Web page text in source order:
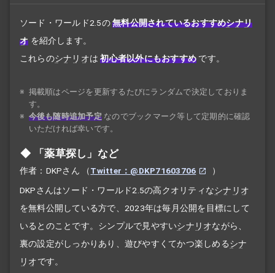
ソード・ワールド2.5の 無料公開されているおすすめシナリ
オ を紹介します。
これらのシナリオは 初心者以外にもおすすめ です。
※ 掲載順はページを更新するたびにランダムで決定しておりま
す。
※ 今後も随時追加予定 なのでブックマーク等して定期的に確認
いただければ幸いです。
「薬草探し」など
作者：DKPさん （Twitter：@DKP71603706
）
DKPさんはソード・ワールド2.5の高クオリティなシナリオ
を無料公開している方で、2023年は毎月公開を目標にして
いるとのことです。シンプルで見やすいシナリオながら、
裏の設定がしっかりあり、遊びやすくてかつ楽しめるシナ
リオです。